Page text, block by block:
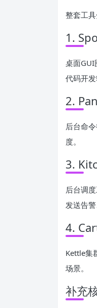
整套工
1.
桌面GUI
代码开
2.
后台命
度。
3.
后台调
发送告
4.
Kettle集
场景。
补充